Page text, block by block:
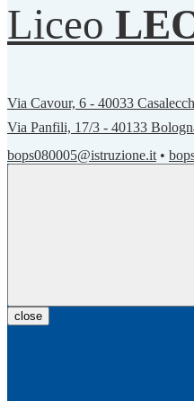
Liceo
Via Cavour, 6 - 40033
Via Panfili, 17/3 - 40133
bops080005@istruzione.it •
close